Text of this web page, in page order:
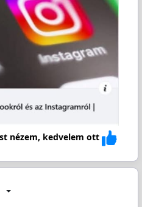
nézem, kedvelem ott